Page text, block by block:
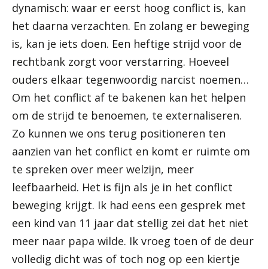
dynamisch: waar er eerst hoog conflict is, kan
het daarna verzachten. En zolang er beweging
is, kan je iets doen. Een heftige strijd voor de
rechtbank zorgt voor verstarring. Hoeveel
ouders elkaar tegenwoordig narcist noemen…
Om het conflict af te bakenen kan het helpen
om de strijd te benoemen, te externaliseren.
Zo kunnen we ons terug positioneren ten
aanzien van het conflict en komt er ruimte om
te spreken over meer welzijn, meer
leefbaarheid. Het is fijn als je in het conflict
beweging krijgt. Ik had eens een gesprek met
een kind van 11 jaar dat stellig zei dat het niet
meer naar papa wilde. Ik vroeg toen of de deur
volledig dicht was of toch nog op een kiertje